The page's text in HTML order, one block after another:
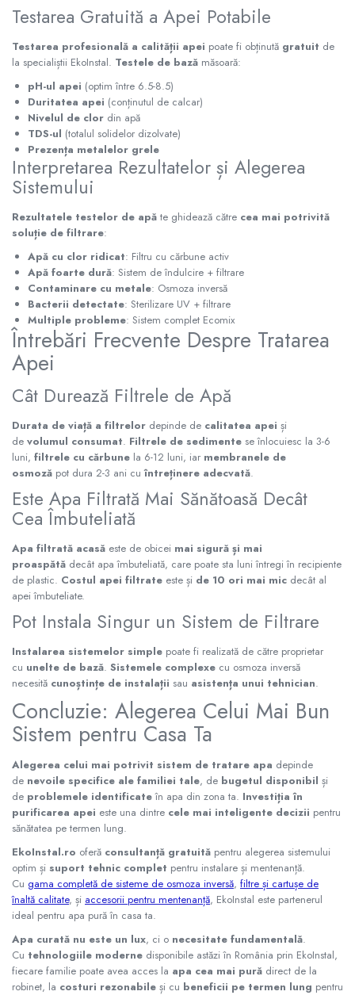
Testarea Gratuită a Apei Potabile
Testarea profesională a calității apei poate fi obținută gratuit de
la specialiștii EkoInstal. Testele de bază măsoară:
pH-ul apei (optim între 6.5-8.5)
Duritatea apei (conținutul de calcar)
Nivelul de clor din apă
TDS-ul (totalul solidelor dizolvate)
Prezența metalelor grele
Interpretarea Rezultatelor și Alegerea
Sistemului
Rezultatele testelor de apă te ghidează către cea mai potrivită
soluție de filtrare:
Apă cu clor ridicat: Filtru cu cărbune activ
Apă foarte dură: Sistem de îndulcire + filtrare
Contaminare cu metale: Osmoza inversă
Bacterii detectate: Sterilizare UV + filtrare
Multiple probleme: Sistem complet Ecomix
Întrebări Frecvente Despre Tratarea
Apei
Cât Durează Filtrele de Apă
Durata de viață a filtrelor depinde de calitatea apei și
de volumul consumat. Filtrele de sedimente se înlocuiesc la 3-6
luni, filtrele cu cărbune la 6-12 luni, iar membranele de
osmoză pot dura 2-3 ani cuîntreținere adecvată.
Este Apa Filtrată Mai Sănătoasă Decât
Cea Îmbuteliată
Apa filtrată acasă este de obicei mai sigură și mai
proaspătă decât apa îmbuteliată, care poate sta luni întregi în recipiente
de plastic. Costul apei filtrate este și de 10 ori mai mic decât al
apei îmbuteliate.
Pot Instala Singur un Sistem de Filtrare
Instalarea sistemelor simple poate fi realizată de către proprietar
cu unelte de bază. Sistemele complexe cu osmoza inversă
necesită cunoștințe de instalații sau asistența unui tehnician.
Concluzie: Alegerea Celui Mai Bun
Sistem pentru Casa Ta
Alegerea celui mai potrivit sistem de tratare apa depinde
de nevoile specifice ale familiei tale, de bugetul disponibil și
de problemele identificateîn apa din zona ta. Investiția în
purificarea apei este una dintre cele mai inteligente decizii pentru
sănătatea pe termen lung.
EkoInstal.ro oferă consultanță gratuită pentru alegerea sistemului
optim și suport tehnic complet pentru instalare și mentenanță.
Cu gama completă de sisteme de osmoza inversă, filtre și cartușe de
înaltă calitate, și accesorii pentru mentenanță, EkoInstal este partenerul
ideal pentru apa pură în casa ta.
Apa curată nu este un lux, ci o necesitate fundamentală.
Cu tehnologiile moderne disponibile astăzi în România prin EkoInstal,
fiecare familie poate avea acces la apa cea mai pură direct de la
robinet, la costuri rezonabile și cu beneficii pe termen lung pentru